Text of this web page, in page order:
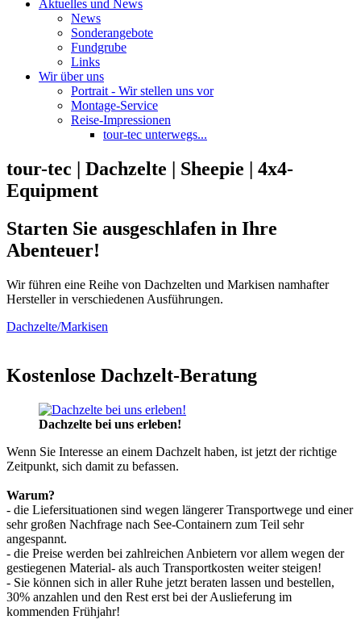
Aktuelles und News
News
Sonderangebote
Fundgrube
Links
Wir über uns
Portrait - Wir stellen uns vor
Montage-Service
Reise-Impressionen
tour-tec unterwegs...
tour-tec | Dachzelte | Sheepie | 4x4-
Equipment
Starten Sie ausgeschlafen in Ihre
Abenteuer!
Wir führen eine Reihe von Dachzelten und Markisen namhafter
Hersteller in verschiedenen Ausführungen.
Dachzelte/Markisen
Kostenlose Dachzelt-Beratung
Dachzelte bei uns erleben!
Wenn Sie Interesse an einem Dachzelt haben, ist jetzt der richtige
Zeitpunkt, sich damit zu befassen.
Warum?
- die Liefersituationen sind wegen längerer Transportwege und einer
sehr großen Nachfrage nach See-Containern zum Teil sehr
angespannt.
- die Preise werden bei zahlreichen Anbietern vor allem wegen der
gestiegenen Material- als auch Transportkosten weiter steigen!
- Sie können sich in aller Ruhe jetzt beraten lassen und bestellen,
30% anzahlen und den Rest erst bei der Auslieferung im
kommenden Frühjahr!